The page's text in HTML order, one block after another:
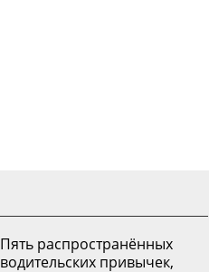
Пять распространённых
водительских привычек,